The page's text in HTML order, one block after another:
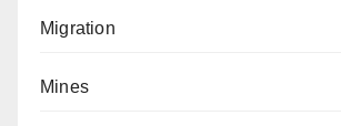
Migration
Mines